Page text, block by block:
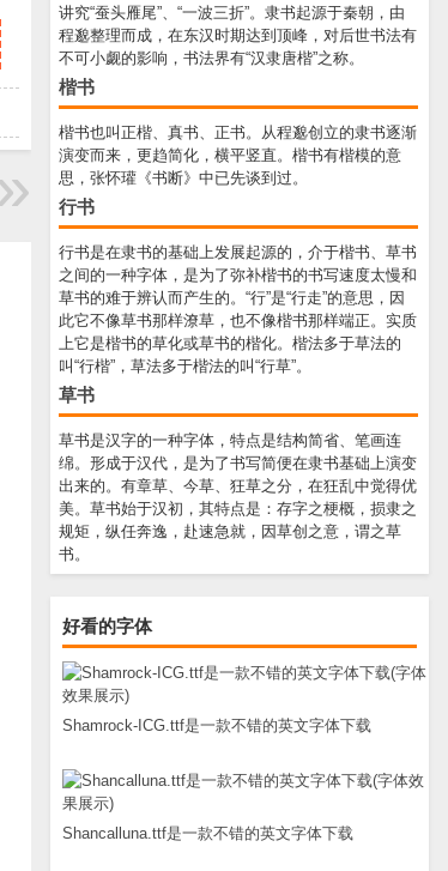
讲究“蚕头雁尾”、“一波三折”。隶书起源于秦朝，由
程邈整理而成，在东汉时期达到顶峰，对后世书法有
不可小觑的影响，书法界有“汉隶唐楷”之称。
楷书
楷书也叫正楷、真书、正书。从程邈创立的隶书逐渐
演变而来，更趋简化，横平竖直。楷书有楷模的意
思，张怀瓘《书断》中已先谈到过。
行书
行书是在隶书的基础上发展起源的，介于楷书、草书
之间的一种字体，是为了弥补楷书的书写速度太慢和
草书的难于辨认而产生的。“行”是“行走”的意思，因
此它不像草书那样潦草，也不像楷书那样端正。实质
上它是楷书的草化或草书的楷化。楷法多于草法的
叫“行楷”，草法多于楷法的叫“行草”。
草书
草书是汉字的一种字体，特点是结构简省、笔画连
绵。形成于汉代，是为了书写简便在隶书基础上演变
出来的。有章草、今草、狂草之分，在狂乱中觉得优
美。草书始于汉初，其特点是：存字之梗概，损隶之
规矩，纵任奔逸，赴速急就，因草创之意，谓之草
书。
好看的字体
Shamrock-ICG.ttf是一款不错的英文字体下载
Shancalluna.ttf是一款不错的英文字体下载